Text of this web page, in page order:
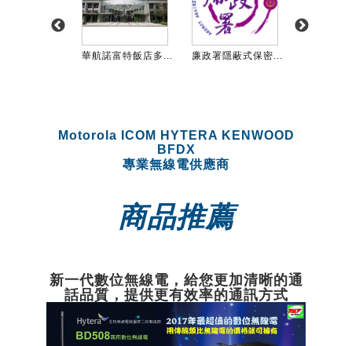
華航諾富特飯店多... 廉政署隱蔽式保密...
Motorola ICOM HYTERA KENWOOD
BFDX
專業無線電供應商
商品推薦
新一代數位無線電，給您更加清晰的通
話品質，提供更有效率的通訊方式